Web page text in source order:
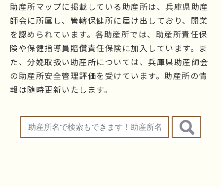
助産所マップに掲載している助産所は、兵庫県助産
師会に所属し、管轄保健所に届け出しており、開業
を認められています。各助産所では、助産所責任保
険や保健指導員賠償責任保険に加入しています。ま
た、分娩取扱い助産所については、兵庫県助産師会
の助産所安全管理評価を受けています。助産所の情
報は随時更新いたします。